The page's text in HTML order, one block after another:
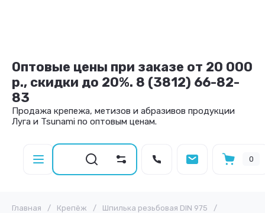
Оптовые цены при заказе от 20 000
р., скидки до 20%. 8 (3812) 66-82-
83
Продажа крепежа, метизов и абразивов продукции
Луга и Tsunami по оптовым ценам.
0
Главная / Крепёж / Шпилька резьбовая DIN 975
/